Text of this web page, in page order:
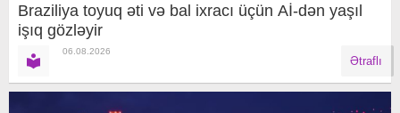
Braziliya toyuq əti və bal ixracı üçün Aİ-dən yaşıl
işıq gözləyir
06.08.2026
Ətraflı